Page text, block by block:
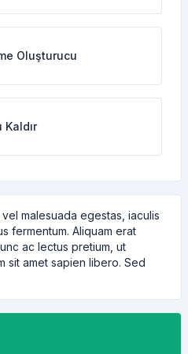
Oluşturucu
Kaldır
malesuada egestas, iaculis
fermentum. Aliquam erat
ac lectus pretium, ut
sit amet sapien libero. Sed